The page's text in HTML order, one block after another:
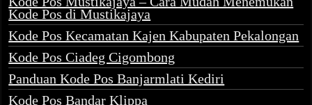
Kode Pos di Mustikajaya
Kode Pos Kecamatan Kajen Kabupaten Pekalongan
Kode Pos Ciadeg Cigombong
Panduan Kode Pos Banjarmlati Kediri
Kode Pos Bandar Klippa